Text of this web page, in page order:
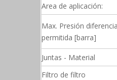
Area de aplicación:
Max. Presión
permitida [barra]
Juntas - Material
Filtro de filtro